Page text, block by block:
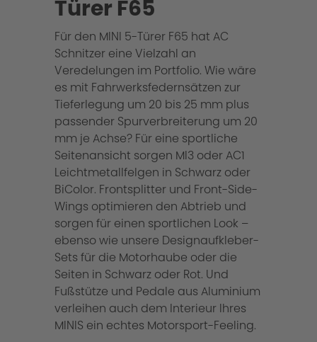
Türer F65
Für den MINI 5-Türer F65 hat AC
Schnitzer eine Vielzahl an
Veredelungen im Portfolio. Wie wäre
es mit Fahrwerksfedernsätzen zur
Tieferlegung um 20 bis 25 mm plus
passender Spurverbreiterung um 20
mm je Achse? Für eine sportliche
Seitenansicht sorgen MI3 oder AC1
Leichtmetallfelgen in Schwarz oder
BiColor. Frontsplitter und Front-Side-
Wings optimieren den Abtrieb und
sorgen für einen sportlichen Look –
ebenso wie unsere Designaufkleber-
Sets für die Motorhaube oder die
Seiten in Schwarz oder Rot. Und
Fußstütze und Pedale aus Aluminium
verleihen auch dem Interieur Ihres
MINIS ein echtes Motorsport-Feeling.